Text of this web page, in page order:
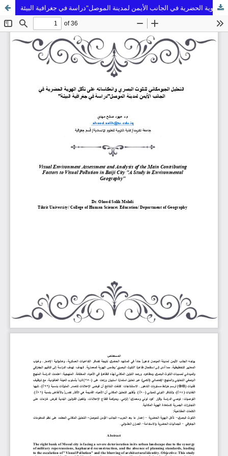
التحليل الجيومكاني للتلوث البصري وانعكاساته على تآكل الهوية الحضرية في الجانب الأيمن لمدينة الموصل"دراسة في جغرافية البيئة"